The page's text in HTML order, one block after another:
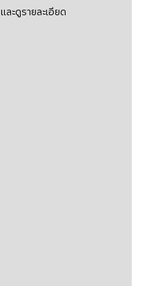
ะดูรายละเอียด